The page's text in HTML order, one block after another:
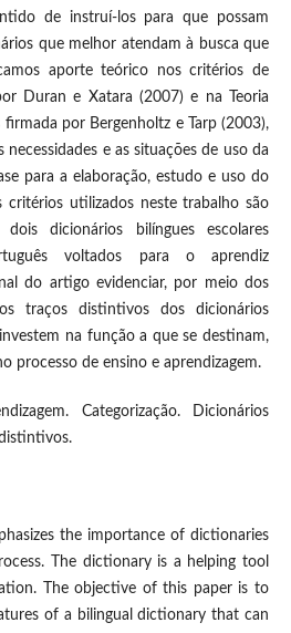
de instruí-los para que possam
que melhor atendam à busca que
aporte teórico nos critérios de
Duran e Xatara (2007) e na Teoria
firmada por Bergenholtz e Tarp (2003),
necessidades e as situações de uso da
para a elaboração, estudo e uso do
critérios utilizados neste trabalho são
dicionários bilíngues escolares
voltados para o aprendiz
do artigo evidenciar, por meio dos
traços distintivos dos dicionários
na função a que se destinam,
processo de ensino e aprendizagem.
Categorização. Dicionários
the importance of dictionaries
The dictionary is a helping tool
The objective of this paper is to
of a bilingual dictionary that can